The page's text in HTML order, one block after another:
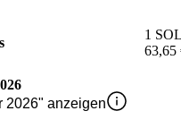
1 SOL
63,65
2026" anzeigen